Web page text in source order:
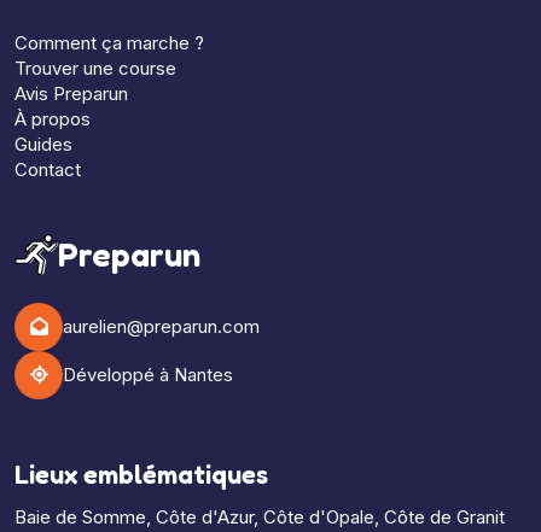
Comment ça marche ?
Trouver une course
Avis Preparun
À propos
Guides
Contact
Preparun
aurelien@preparun.com
Développé à Nantes
Lieux emblématiques
Baie de Somme, Côte d'Azur, Côte d'Opale, Côte de Granit